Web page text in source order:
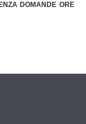
DOMANDE ORE